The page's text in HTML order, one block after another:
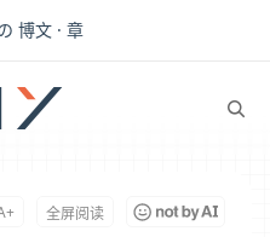
博文 · 章
计（多图预警）
全屏阅读